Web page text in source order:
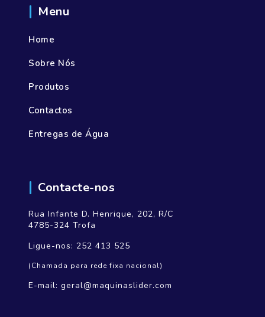
Menu
Home
Sobre Nós
Produtos
Contactos
Entregas de Água
Contacte-nos
Rua Infante D. Henrique, 202, R/C
4785-324 Trofa
Ligue-nos: 252 413 525
(Chamada para rede fixa nacional)
E-mail: geral@maquinaslider.com